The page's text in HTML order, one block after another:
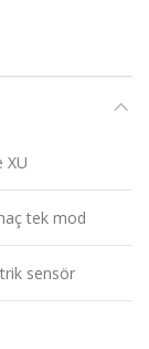
XU
tek mod
sensör